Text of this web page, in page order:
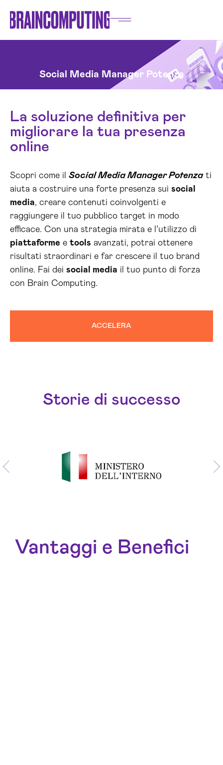
Social Media Manager Potenza
La soluzione definitiva per
migliorare la tua presenza
online
Scopri come il Social Media Manager Potenzati
aiuta a costruire una forte presenza sui social
media, creare contenuti coinvolgenti e
raggiungere il tuo pubblico target in modo
efficace. Con una strategia mirata e l’utilizzo di
piattaforme e tools avanzati, potrai ottenere
risultati straordinari e far crescere il tuo brand
online. Fai dei social media il tuo punto di forza
con Brain Computing.
ACCELERA
Storie di successo
Vantaggi e Benefici